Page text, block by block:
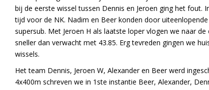
bij de eerste wissel tussen Dennis en Jeroen ging het fout.
tijd voor de NK. Nadim en Beer konden door
supersub. Met Jeroen H als laatste loper vlogen we naar
sneller dan verwacht met 43.85. Erg tevreden gingen we
wissels.
Het team Dennis, Jeroen W, Alexander en Beer werd
4x400m schreven we in 1ste instantie Beer, Alexander,